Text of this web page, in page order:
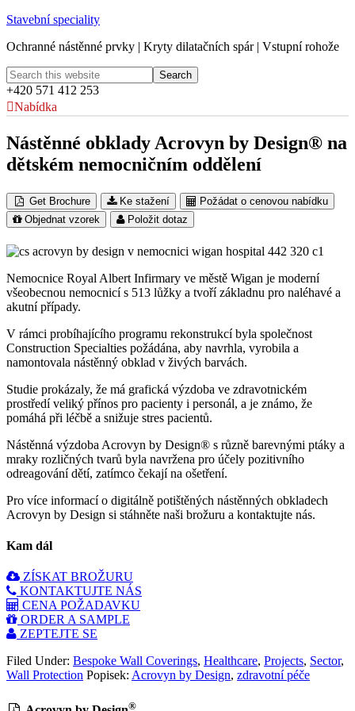
Stavební speciality
Ochranné nástěnné prvky | Kryty dilatačních spár | Vstupní rohože
+420 571 412 253
Nabídka
Nástěnné obklady Acrovyn by Design® na
dětském nemocničním oddělení
Get Brochure Ke stažení
Požádat o cenovou nabídku
Objednat vzorek
Položit dotaz
Nemocnice Royal Albert Infirmary ve městě Wigan je moderní
všeobecnou nemocnicí s 513 lůžky a tvoří základnu pro naléhavé a
akutní případy.
V rámci probíhajícího programu rekonstrukcí byla společnost
Construction Specialties požádána, aby navrhla, vyrobila a
namontovala nástěnný obklad v živých barvách.
Studie prokázaly, že má grafická výzdoba ve zdravotnickém
prostředí veliký přínos pro pacienty i personál, a je známo, že
pomáhá při léčbě a snižuje stres pacientů.
Nástěnná výzdoba Acrovyn by Design® s různě barevnými ptáky a
mraky rozličných tvarů byla navržena pro účely pozitivního
odreagování dětí, zatímco čekají na ošetření.
Pro více informací o digitálně potištěných nástěnných obkladech
Acrovyn by Design si stáhněte naši brožuru a kontaktujte nás.
Kam dál
ZÍSKAT BROŽURU
KONTAKTUJTE NÁS
CENA POŽADAVKU
ORDER A SAMPLE
ZEPTEJTE SE
Filed Under: Bespoke Wall Coverings, Healthcare, Projects, Sector,
Wall Protection Popisek: Acrovyn by Design, zdravotní péče
®